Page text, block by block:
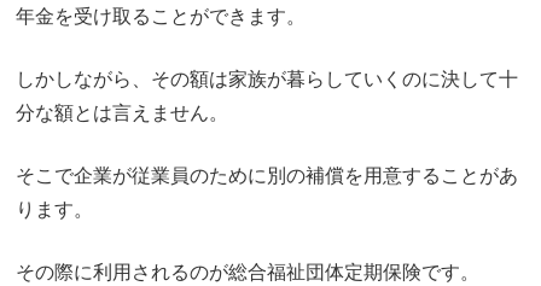
年金を受け取ることができます。
しかしながら、その額は家族が暮らしていくのに決して十
分な額とは言えません。
そこで企業が従業員のために別の補償を用意することがあ
ります。
その際に利用されるのが総合福祉団体定期保険です。